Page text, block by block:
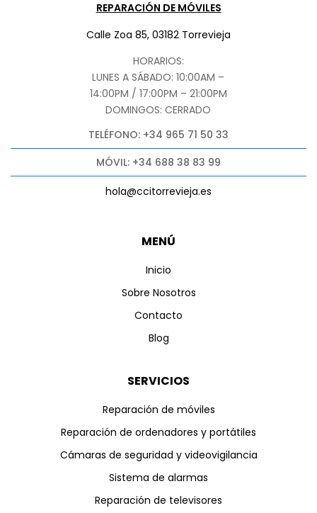
MENÚ
Inicio
Sobre Nosotros
Contacto
Blog
SERVICIOS
Reparación de móviles
Reparación de ordenadores y portátiles
Cámaras de seguridad y videovigilancia
Sistema de alarmas
Reparación de televisores
REPARACIÓN DE MÓVILES
Calle Zoa 85, 03182 Torrevieja
HORARIOS:
LUNES A SÁBADO: 10:00AM –
14:00PM / 17:00PM – 21:00PM
DOMINGOS: CERRADO
TELÉFONO: +34 965 71 50 33
MÓVIL: +34 688 38 83 99
hola@ccitorrevieja.es